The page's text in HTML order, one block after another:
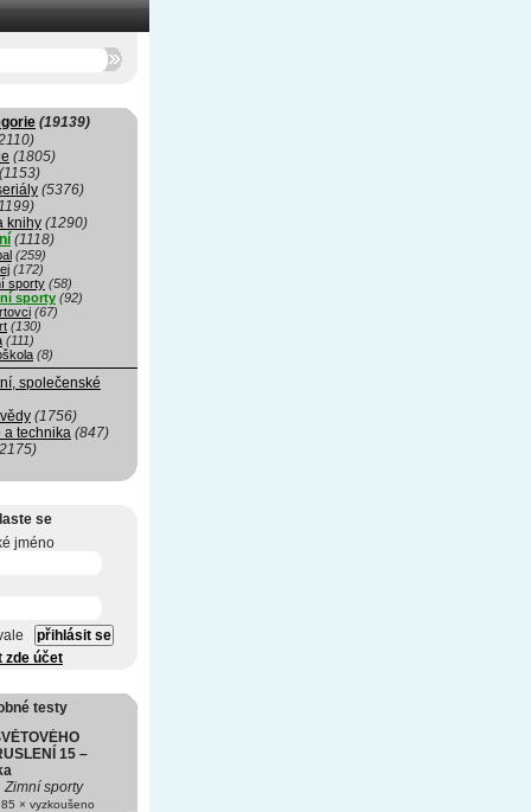
(19139)
(1805)
(1153)
(5376)
knihy (1290)
(1118)
(259)
(172)
sporty (58)
sporty (92)
(67)
(130)
(111)
(8)
společenské
(1756)
a technika (847)
se
jméno
zde účet
testy
15 –
Zimní sporty
× vyzkoušeno